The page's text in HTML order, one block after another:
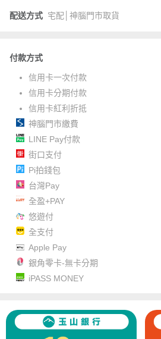
配送方式 宅配│神腦門市取貨
付款方式
信用卡一次付款
信用卡分期付款
信用卡紅利折抵
神腦門市繳費
LINE Pay付款
街口支付
Pi拍錢包
台灣Pay
全盈+PAY
悠遊付
全支付
Apple Pay
銀角零卡-無卡分期
iPASS MONEY